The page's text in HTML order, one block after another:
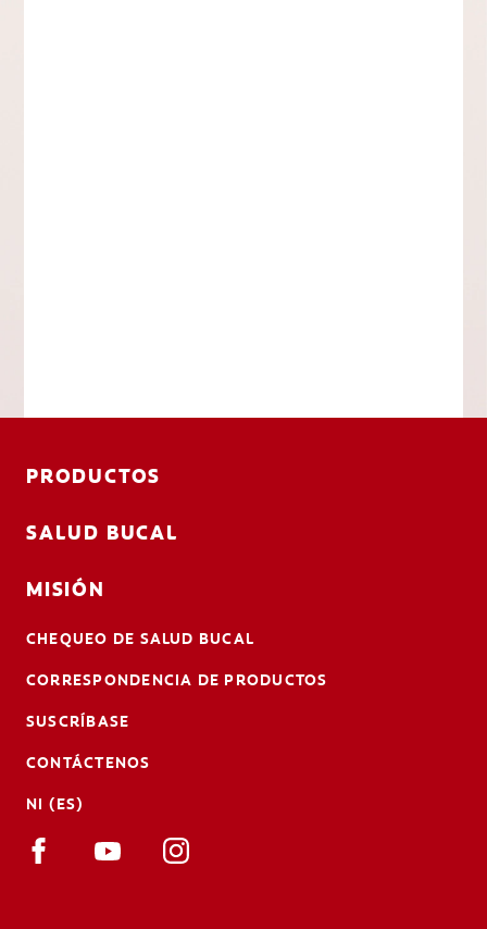
PRODUCTOS
SALUD BUCAL
MISIÓN
CHEQUEO DE SALUD BUCAL
CORRESPONDENCIA DE PRODUCTOS
SUSCRÍBASE
CONTÁCTENOS
NI (ES)